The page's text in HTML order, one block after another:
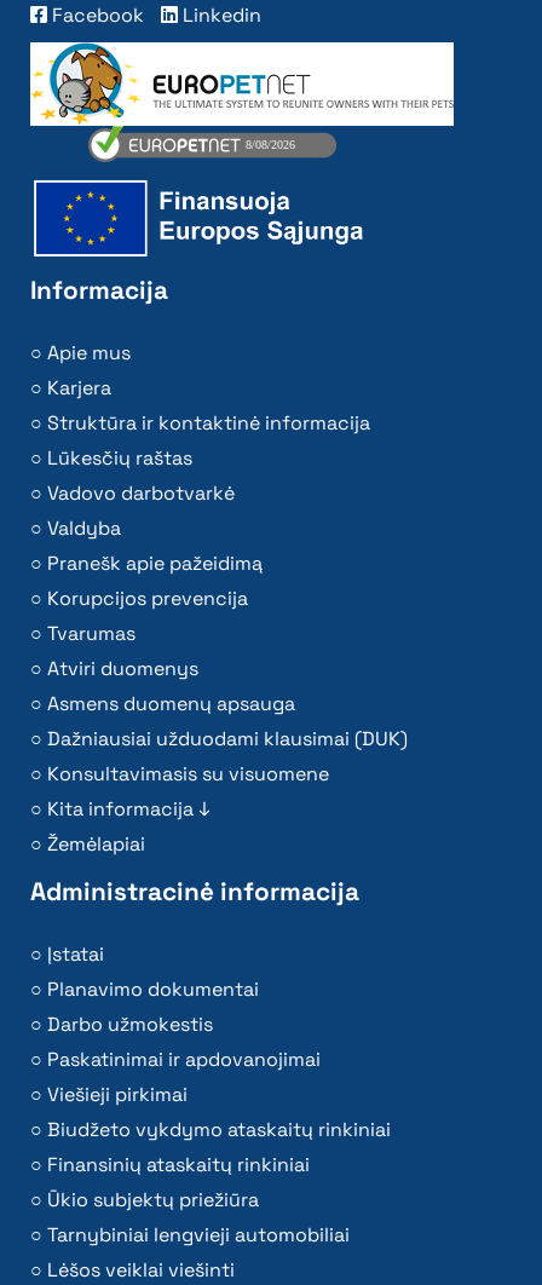
Facebook
Linkedin
Informacija
Apie mus
Karjera
Struktūra ir kontaktinė informacija
Lūkesčių raštas
Vadovo darbotvarkė
Valdyba
Pranešk apie pažeidimą
Korupcijos prevencija
Tvarumas
Atviri duomenys
Asmens duomenų apsauga
Dažniausiai užduodami klausimai (DUK)
Konsultavimasis su visuomene
Kita informacija ↓
Žemėlapiai
Administracinė informacija
Įstatai
Planavimo dokumentai
Darbo užmokestis
Paskatinimai ir apdovanojimai
Viešieji pirkimai
Biudžeto vykdymo ataskaitų rinkiniai
Finansinių ataskaitų rinkiniai
Ūkio subjektų priežiūra
Tarnybiniai lengvieji automobiliai
Lėšos veiklai viešinti